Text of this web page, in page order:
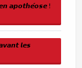
𝙖𝙥𝙤𝙩𝙝𝙚́𝙤𝙨𝙚 !
𝙡𝙚𝙨